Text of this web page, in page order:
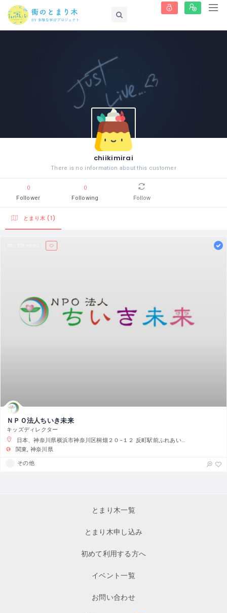
chiikimirai
There is no information about this customer
0
Follower
0
Following
Follow
とまり木 (1)
ＮＰＯ法人ちいき未来
キッズディレクター
日本、神奈川県横浜市神奈川区桐畑２０−１２ 反町駅前ふれあいサロン
関東
神奈川県
その他
とまり木一覧
とまり木申し込み
初めて利用する方へ
イベント一覧
お問い合わせ